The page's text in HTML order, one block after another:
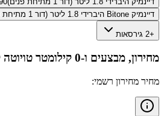
דיינמיק Bitone היברידי 1.8 ליטר (דור 1 מתיחת פנים)
+2 גירסאות
מחירון, מבצעים ו-0 קילומטר
מחיר מחירון רשמי: